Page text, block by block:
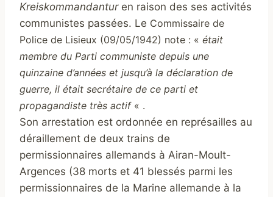
Kreiskommandanturen raison des ses activités
communistes passées. Le Commissaire de
Police de Lisieux (09/05/1942) note : « était
membre du Parti communiste depuis une
quinzaine d’années et jusqu’à la déclaration de
guerre, il était secrétaire de ce parti et
propagandiste très actif« .
Son arrestation est ordonnée en représailles au
déraillement de deux trains de
permissionnaires allemands à Airan-Moult-
Argences (38 morts et 41 blessés parmi les
permissionnaires de la Marine allemande à la